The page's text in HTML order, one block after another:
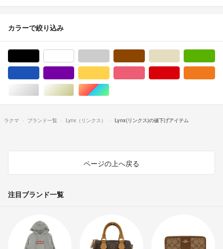
カラーで絞り込み
シルバー/銀色系ゴールド/金色系マルチカラー
ラクマ ブランド一覧 Lynx（リンクス） Lynx(リンクス)の値下げアイテム
ページの上へ戻る
注目ブランド一覧